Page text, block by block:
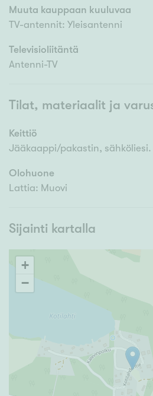
Muuta kauppaan kuuluvaa
TV-antennit: Yleisantenni
Televisioliitäntä
Antenni-TV
Tilat, materiaalit ja
Keittiö
Jääkaappi/pakastin,
Olohuone
Lattia: Muovi
Sijainti kartalla
+
−